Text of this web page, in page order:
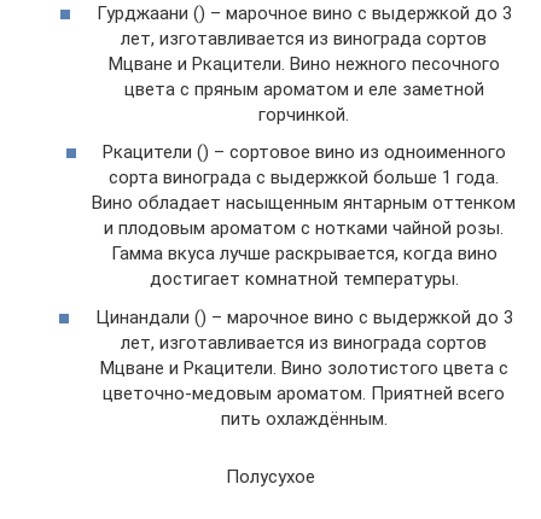
Гурджаани () – марочное вино с выдержкой до 3
лет, изготавливается из винограда сортов
Мцване и Ркацители. Вино нежного песочного
цвета с пряным ароматом и еле заметной
горчинкой.
Ркацители () – сортовое вино из одноименного
сорта винограда с выдержкой больше 1 года.
Вино обладает насыщенным янтарным оттенком
и плодовым ароматом с нотками чайной розы.
Гамма вкуса лучше раскрывается, когда вино
достигает комнатной температуры.
Цинандали () – марочное вино с выдержкой до 3
лет, изготавливается из винограда сортов
Мцване и Ркацители. Вино золотистого цвета с
цветочно-медовым ароматом. Приятней всего
пить охлаждённым.
Полусухое